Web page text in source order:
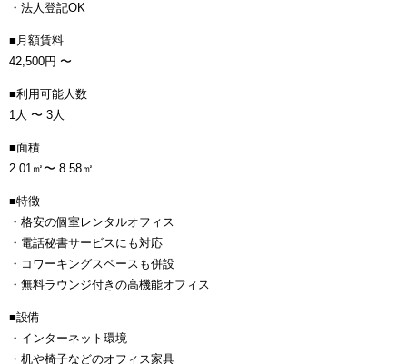
・法人登記OK
■月額賃料
42,500円 〜
■利用可能人数
1人 〜 3人
■面積
2.01㎡〜 8.58㎡
■特徴
・格安の個室レンタルオフィス
・電話秘書サービスにも対応
・コワーキングスペースも併設
・無料ラウンジ付きの高機能オフィス
■設備
・インターネット環境
・机や椅子などのオフィス家具